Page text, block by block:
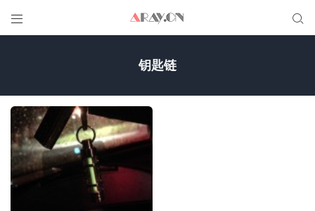
 
钥匙链